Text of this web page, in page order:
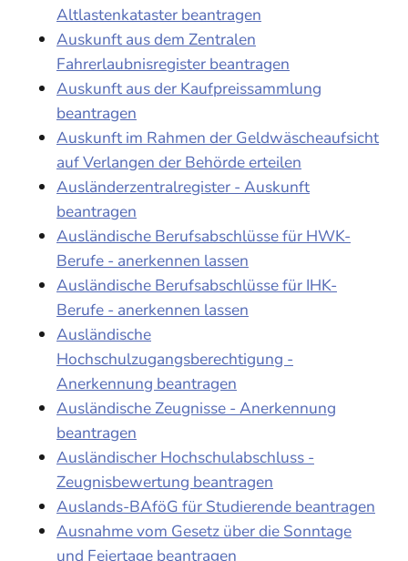
Altlastenkataster beantragen
Auskunft aus dem Zentralen
Fahrerlaubnisregister beantragen
Auskunft aus der Kaufpreissammlung
beantragen
Auskunft im Rahmen der Geldwäscheaufsicht
auf Verlangen der Behörde erteilen
Ausländerzentralregister - Auskunft
beantragen
Ausländische Berufsabschlüsse für HWK-
Berufe - anerkennen lassen
Ausländische Berufsabschlüsse für IHK-
Berufe - anerkennen lassen
Ausländische
Hochschulzugangsberechtigung -
Anerkennung beantragen
Ausländische Zeugnisse - Anerkennung
beantragen
Ausländischer Hochschulabschluss -
Zeugnisbewertung beantragen
Auslands-BAföG für Studierende beantragen
Ausnahme vom Gesetz über die Sonntage
und Feiertage beantragen